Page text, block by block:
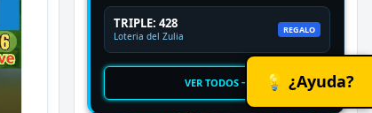
TRIPLE: 428
Loteria del Zulia
REGALO
VER TODOS 💡 ¿Ayuda?